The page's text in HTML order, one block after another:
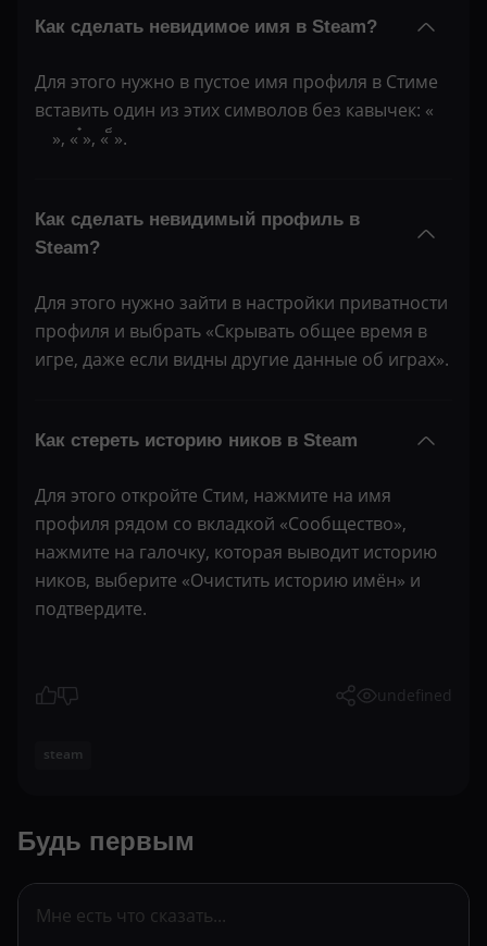
Как сделать невидимое имя в Steam?
Для этого нужно в пустое имя профиля в Стиме
вставить один из этих символов без кавычек: « ᠌ ᠌ ᠌᠌ ᠌
᠌ ᠌ ᠌ ᠌ », « ๋», « ็».
Как сделать невидимый профиль в
Steam?
Для этого нужно зайти в настройки приватности
профиля и выбрать «Скрывать общее время в
игре, даже если видны другие данные об играх».
Как стереть историю ников в Steam
Для этого откройте Стим, нажмите на имя
профиля рядом со вкладкой «Сообщество»,
нажмите на галочку, которая выводит историю
ников, выберите «Очистить историю имён» и
подтвердите.
undefined
steam
Будь первым